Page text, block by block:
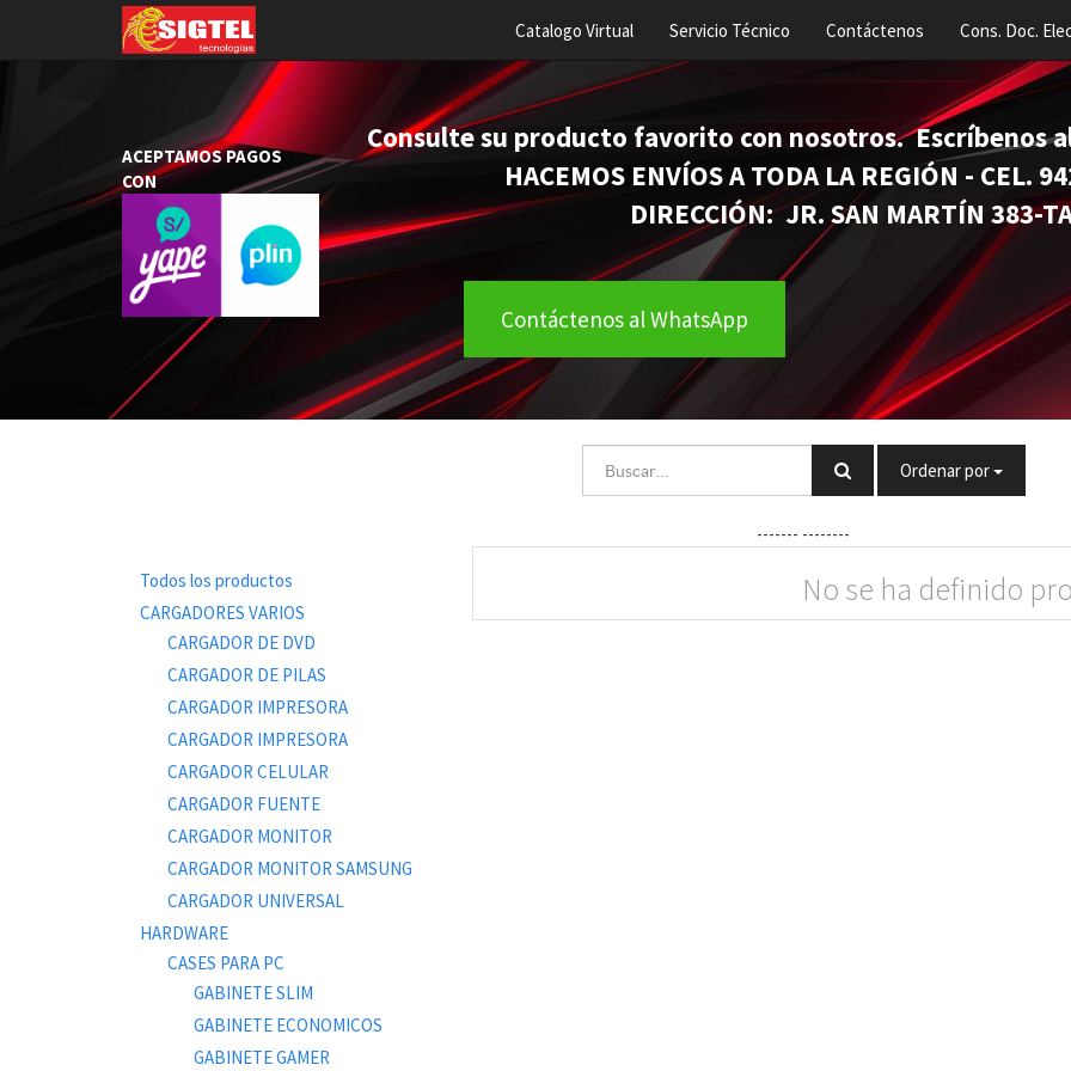
Catalogo Virtual Servicio Técnico Contáctenos Cons. Doc.
ACEPTAMOS PAGOS
CON
Consulte su producto favorito con nosotros. Escríbenos
HACEMOS ENVÍOS A TODA LA REGIÓN - CEL.
DIRECCIÓN: JR. SAN MARTÍN 383-
Contáctenos al WhatsApp
Ordenar por
------- --------
Todos los productos
CARGADORES VARIOS
CARGADOR DE DVD
CARGADOR DE PILAS
CARGADOR IMPRESORA
CARGADOR IMPRESORA
CARGADOR CELULAR
CARGADOR FUENTE
CARGADOR MONITOR
CARGADOR MONITOR SAMSUNG
CARGADOR UNIVERSAL
HARDWARE
CASES PARA PC
GABINETE SLIM
GABINETE ECONOMICOS
GABINETE GAMER
No se ha definido